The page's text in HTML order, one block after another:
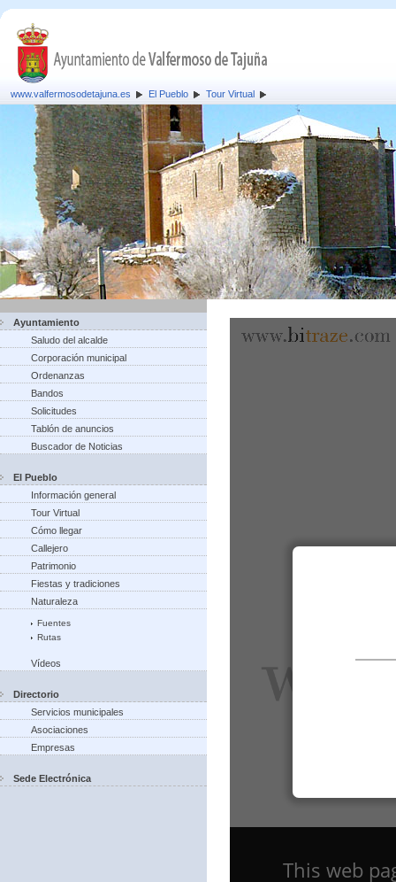
www.valfermosodetajuna.es El Pueblo Tour Virtual
Ayuntamiento
Saludo del alcalde
Corporación municipal
Ordenanzas
Bandos
Solicitudes
Tablón de anuncios
Buscador de Noticias
El Pueblo
Información general
Tour Virtual
Cómo llegar
Callejero
Patrimonio
Fiestas y tradiciones
Naturaleza
Fuentes
Rutas
Vídeos
Directorio
Servicios municipales
Asociaciones
Empresas
Sede Electrónica